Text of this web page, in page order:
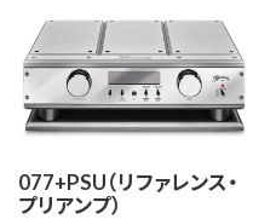
077+PSU（リファレンス・
プリアンプ）